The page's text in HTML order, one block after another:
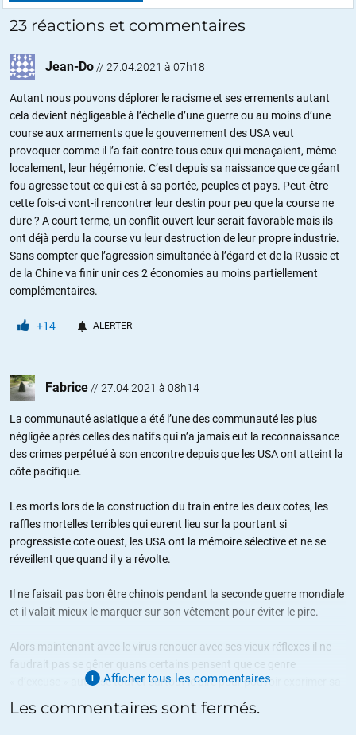
23 réactions et commentaires
Jean-Do // 27.04.2021 à 07h18
Autant nous pouvons déplorer le racisme et ses errements autant
cela devient négligeable à l’échelle d’une guerre ou au moins d’une
course aux armements que le gouvernement des USA veut
provoquer comme il l’a fait contre tous ceux qui menaçaient, même
localement, leur hégémonie. C’est depuis sa naissance que ce géant
fou agresse tout ce qui est à sa portée, peuples et pays. Peut-être
cette fois-ci vont-il rencontrer leur destin pour peu que la course ne
dure ? A court terme, un conflit ouvert leur serait favorable mais ils
ont déjà perdu la course vu leur destruction de leur propre industrie.
Sans compter que l’agression simultanée à l’égard et de la Russie et
de la Chine va finir unir ces 2 économies au moins partiellement
complémentaires.
+14 ALERTER
Fabrice // 27.04.2021 à 08h14
La communauté asiatique a été l’une des communauté les plus
négligée après celles des natifs qui n’a jamais eut la reconnaissance
des crimes perpétué à son encontre depuis que les USA ont atteint la
côte pacifique.
Les morts lors de la construction du train entre les deux cotes, les
raffles mortelles terribles qui eurent lieu sur la pourtant si
progressiste cote ouest, les USA ont la mémoire sélective et ne se
réveillent que quand il y a révolte.
Il ne faisait pas bon être chinois pendant la seconde guerre mondiale
et il valait mieux le marquer sur son vêtement pour éviter le pire.
Alors maintenant avec le virus renouer avec ses vieux réflexes il ne
faudrait pas se gêner quans certains pensent que ce genre
« d’excuse » autorise tout et surtout le pire pour pouvoir exprimer sa
Afficher tous les commentaires
Les commentaires sont fermés.